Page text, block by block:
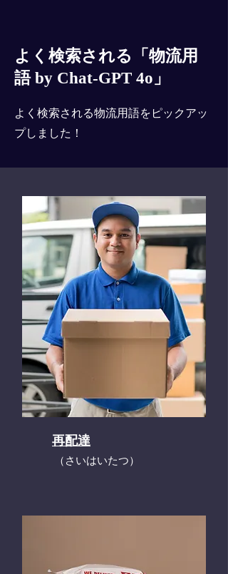
よく検索される「物流用
語 by Chat-GPT 4o」
よく検索される物流用語をピックアッ
プしました！
再配達
​（さいはいたつ）